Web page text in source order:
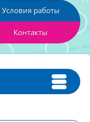
Условия работы
Контакты